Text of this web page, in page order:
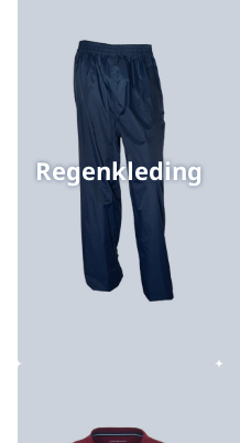
Regenkleding